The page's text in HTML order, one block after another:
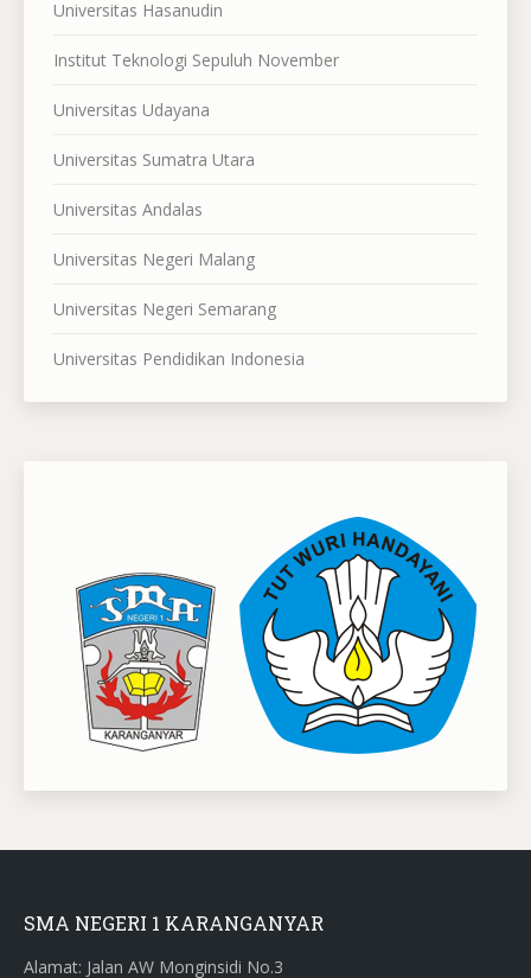
Universitas Hasanudin
Institut Teknologi Sepuluh November
Universitas Udayana
Universitas Sumatra Utara
Universitas Andalas
Universitas Negeri Malang
Universitas Negeri Semarang
Universitas Pendidikan Indonesia
SMA NEGERI 1 KARANGANYAR
Alamat: Jalan AW Monginsidi No.3